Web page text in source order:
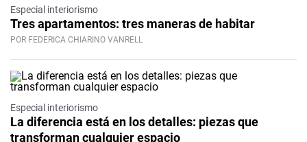
Especial interiorismo
Tres apartamentos: tres maneras de habitar
POR FEDERICA CHIARINO VANRELL
Especial interiorismo
La diferencia está en los detalles: piezas que
transforman cualquier espacio